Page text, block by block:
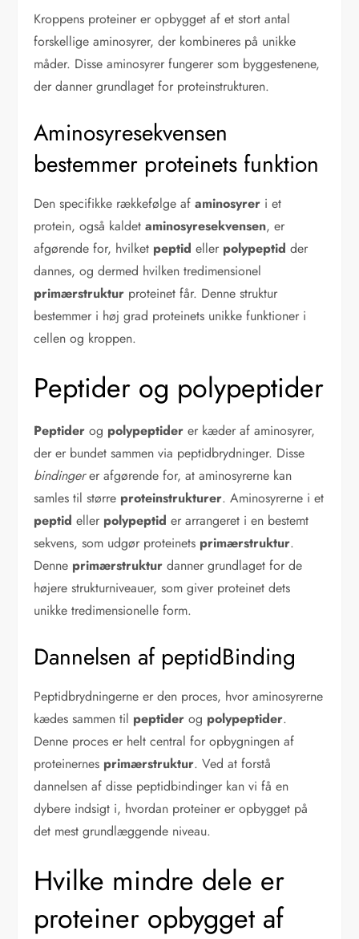
Kroppens proteiner er opbygget af et stort antal
forskellige aminosyrer, der kombineres på unikke
måder. Disse aminosyrer fungerer som byggestenene,
der danner grundlaget for proteinstrukturen.
Aminosyresekvensen
bestemmer proteinets funktion
Den specifikke rækkefølge afaminosyrer i et
protein, også kaldetaminosyresekvensen, er
afgørende for, hvilket peptid eller polypeptid der
dannes, og dermed hvilken tredimensionel
primærstruktur proteinet får. Denne struktur
bestemmer i høj grad proteinets unikke funktioner i
cellen og kroppen.
Peptider og polypeptider
Peptider og polypeptider er kæder af aminosyrer,
der er bundet sammen via peptidbrydninger. Disse
bindingerer afgørende for, at aminosyrerne kan
samles til større proteinstrukturer. Aminosyrerne i et
peptid eller polypeptid er arrangeret i en bestemt
sekvens, som udgør proteinets primærstruktur.
Denne primærstruktur danner grundlaget for de
højere strukturniveauer, som giver proteinet dets
unikke tredimensionelle form.
Dannelsen af peptidBinding
Peptidbrydningerne er den proces, hvor aminosyrerne
kædes sammen til peptider og polypeptider.
Denne proces er helt central for opbygningen af
proteinernes primærstruktur. Ved at forstå
dannelsen af disse peptidbindinger kan vi få en
dybere indsigt i, hvordan proteiner er opbygget på
det mest grundlæggende niveau.
Hvilke mindre dele er
proteiner opbygget af